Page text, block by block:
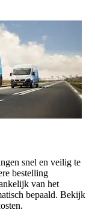
snel en veilig te
bestelling
van het
bepaald. Bekijk